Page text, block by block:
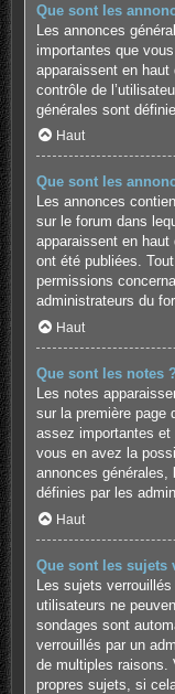
Que sont les
Les annonces
importantes que
apparaissent en
contrôle de
générales sont
Haut
Que sont les
Les annonces
sur le forum dans
apparaissent en haut
ont été publiées.
permissions
administrateurs du
Haut
Que sont les notes ?
Les notes
sur la première page
assez importantes
vous en avez la
annonces
définies par les
Haut
Que sont les sujets
Les sujets
utilisateurs ne
sondages sont
verrouillés par un
de multiples raisons.
propres sujets, si